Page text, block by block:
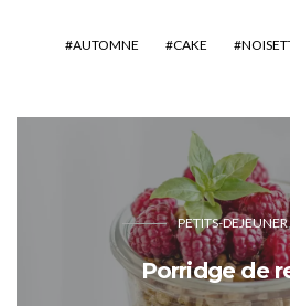
AUTOMNE CAKE
PETITS-DEJEUNER
Porridge de